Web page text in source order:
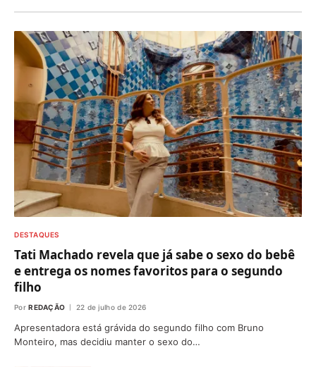
DESTAQUES
Tati Machado revela que já sabe o sexo do bebê
e entrega os nomes favoritos para o segundo
filho
Por REDAÇÃO 22 de julho de 2026
Apresentadora está grávida do segundo filho com Bruno
Monteiro, mas decidiu manter o sexo do…